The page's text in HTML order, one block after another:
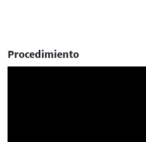
Procedimiento